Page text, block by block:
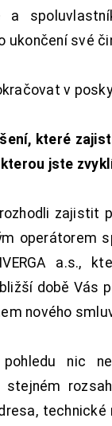
a
ukončení své
v
které
jste
zajistit
operátorem
a.s.,
době Vás
nového
nic
stejném
technické